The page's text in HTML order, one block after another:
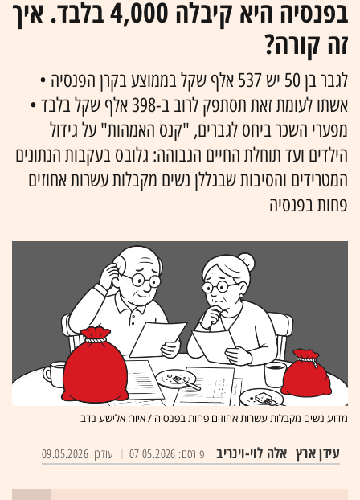
בפנסיה היא קיבלה 4,000 בלבד. איך
זה קורה?
לגבר בן 50 יש 537 אלף שקל בממוצע בקרן הפנסיה •
אשתו לעומת זאת תסתפק לרוב ב-398 אלף שקל בלבד •
מפערי השכר ביחס לגברים, "קנס האמהות" על גידול
הילדים ועד תוחלת החיים הגבוהה: גלובס בעקבות הנתונים
המטרידים והסיבות שבגללן נשים מקבלות עשרות אחוזים
פחות בפנסיה
מדוע נשים מקבלות עשרות אחוזים פחות בפנסיה / איור: אלישע נדב
עידן ארץ אלה לוי-וינריב עודכן: 09.05.2026 פורסם: 07.05.2026